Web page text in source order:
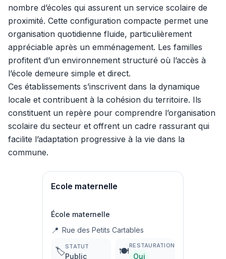
nombre d’écoles qui assurent un service scolaire de
proximité. Cette configuration compacte permet une
organisation quotidienne fluide, particulièrement
appréciable après un emménagement. Les familles
profitent d’un environnement structuré où l’accès à
l’école demeure simple et direct.
Ces établissements s’inscrivent dans la dynamique
locale et contribuent à la cohésion du territoire. Ils
constituent un repère pour comprendre l’organisation
scolaire du secteur et offrent un cadre rassurant qui
facilite l’adaptation progressive à la vie dans la
commune.
Ecole maternelle
École maternelle
📍 Rue des Petits Cartables
🏷️STATUT
Public 🍽️
RESTAURATION
Oui